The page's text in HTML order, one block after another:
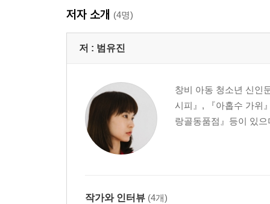
저자 소개 (4명)
저 : 범유진
창비 아동 청소년 신인
시피』, 『아홉수 가위
랑골동품점』등이 있
작가와 인터뷰 (4개)